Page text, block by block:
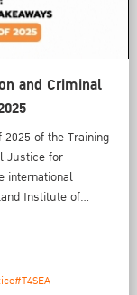
and Criminal
of the Training
Justice for
international
Institute of
Office on Drugs
#T4SEA